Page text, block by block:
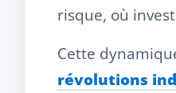
risque, où
Cette
révolutions